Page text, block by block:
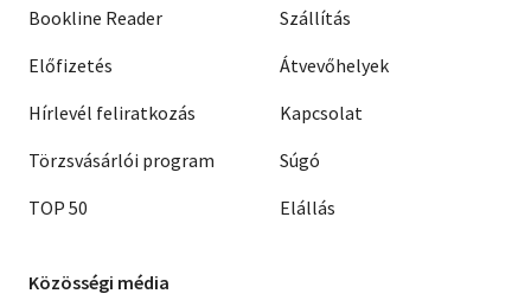
Bookline Reader
Előfizetés
Hírlevél feliratkozás
Törzsvásárlói program
TOP 50
Szállítás
Átvevőhelyek
Kapcsolat
Súgó
Elállás
Közösségi média